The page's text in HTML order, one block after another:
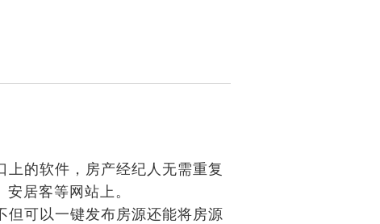
的软件，房产经纪人无需重复
居客等网站上。
可以一键发布房源还能将房源